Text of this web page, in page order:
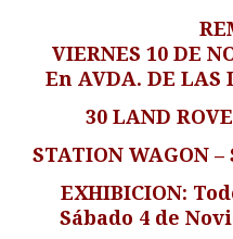
VIERNES 10 DE
En AVDA. DE LAS
30 LAND
STATION WAGON –
EXHIBICION:
Sábado 4 de